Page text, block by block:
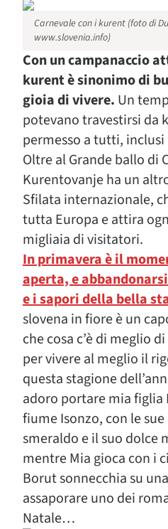
Carnevale con i kurent (foto di
www.slovenia.info)
Con un campanaccio
kurent è sinonimo di
gioia di vivere. Un
potevano travestirsi da
permesso a tutti,
Oltre al Grande ballo di
Kurentovanje ha un
Sfilata internazionale,
tutta Europa e attira
migliaia di visitatori.
In primavera è il
aperta, e
e i sapori della bella
slovena in fiore è un
che cosa c’è di meglio
per vivere al meglio il
questa stagione
adoro portare mia figlia
fiume Isonzo, con le
smeraldo e il suo dolce
mentre Mia gioca con i
Borut sonnecchia su
assaporare uno dei
Natale…